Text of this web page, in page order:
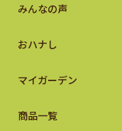
みんなの声
おハナし
マイガーデン
商品一覧